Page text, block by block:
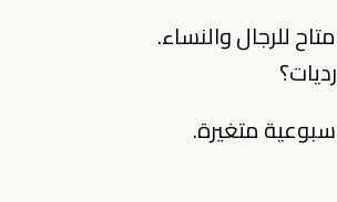
للرجال والنساء.
متغيرة.